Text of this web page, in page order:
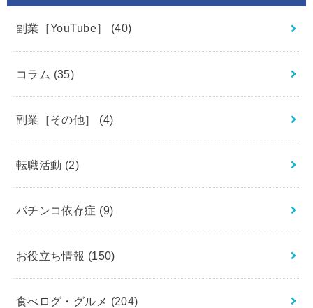
副業［YouTube］ (40)
コラム (35)
副業［その他］ (4)
転職活動 (2)
パチンコ依存症 (9)
お役立ち情報 (150)
食べログ・グルメ (204)